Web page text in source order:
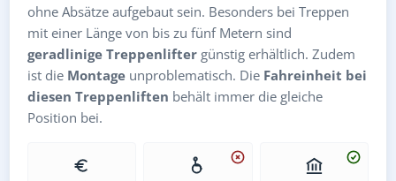
ohne Absätze aufgebaut sein. Besonders bei Treppen
mit einer Länge von bis zu fünf Metern sind
geradlinige Treppenlifter günstig erhältlich. Zudem
ist die Montage unproblematisch. Die Fahreinheit bei
diesen Treppenliften behält immer die gleiche
Position bei.